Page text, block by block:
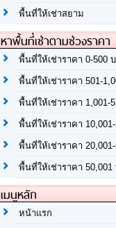
พื้นที่ให้เช่าสยาม
หาพื้นที่เช่าตามช่วงราคา
พื้นที่ให้เช่าราคา 0-500
พื้นที่ให้เช่าราคา 501-
พื้นที่ให้เช่าราคา 1,001-
พื้นที่ให้เช่าราคา
พื้นที่ให้เช่าราคา
พื้นที่ให้เช่าราคา
เมนูหลัก
หน้าแรก